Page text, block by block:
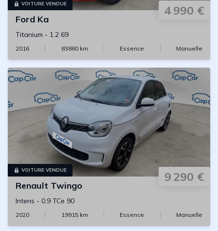
VOITURE VENDUE 4 990 €
Ford Ka
Titanium - 1.2 69
2016 83880km Essence Manuelle
VOITURE VENDUE 9 290 €
Renault Twingo
Intens - 0.9 TCe 90
2020 19915km Essence Manuelle